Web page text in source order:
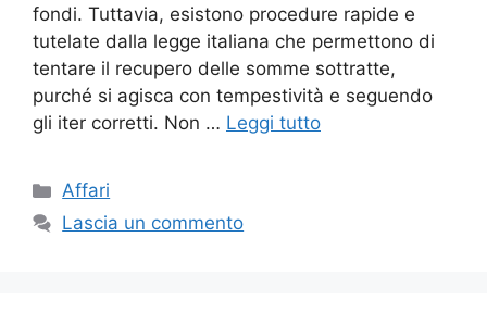
fondi. Tuttavia, esistono procedure rapide e
tutelate dalla legge italiana che permettono di
tentare il recupero delle somme sottratte,
purché si agisca con tempestività e seguendo
gli iter corretti. Non … Leggi tutto
Categorie
Affari
Lascia un commento